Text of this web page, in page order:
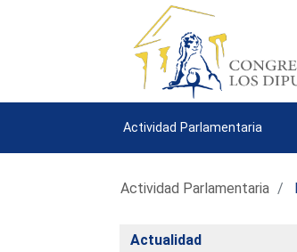
Actividad Parlamentaria
Actividad Parlamentaria
Actualidad